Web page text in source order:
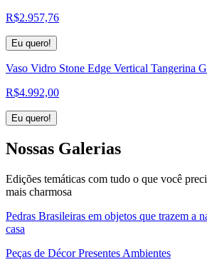
R$2.957,76
Eu quero!
Vaso Vidro Stone Edge Vertical Tangerina
R$4.992,00
Eu quero!
Nossas Galerias
Edições temáticas com tudo o que você
mais charmosa
Pedras Brasileiras em objetos que trazem a
casa
Peças de Décor Presentes Ambientes